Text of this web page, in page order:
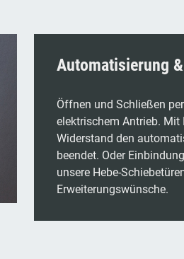
Automatisierung
Öffnen und Schließen
elektrischem Antrieb. Mit
Widerstand den
beendet. Oder
unsere Hebe-
Erweiterungswünsche.